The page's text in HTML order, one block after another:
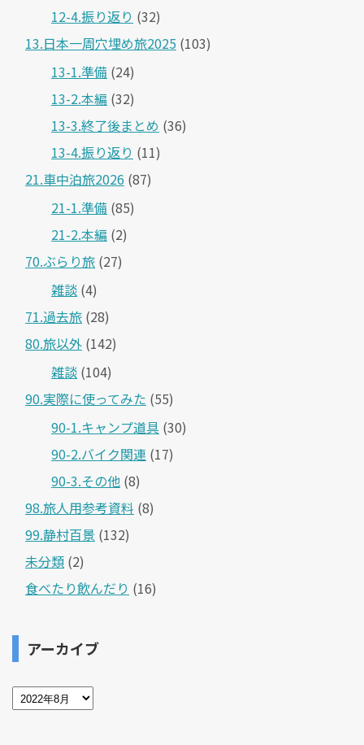
12-4.振り返り (32)
13.日本一周穴埋め旅2025 (103)
13-1.準備 (24)
13-2.本編 (32)
13-3.終了後まとめ (36)
13-4.振り返り (11)
21.車中泊旅2026 (87)
21-1.準備 (85)
21-2.本編 (2)
70.ぶらり旅 (27)
雑談 (4)
71.過去旅 (28)
80.旅以外 (142)
雑談 (104)
90.実際に使ってみた (55)
90-1.キャンプ道具 (30)
90-2.バイク関連 (17)
90-3.その他 (8)
98.旅人用参考資料 (8)
99.静村百景 (132)
未分類 (2)
食べたり飲んだり (16)
アーカイブ